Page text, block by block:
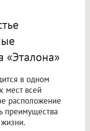
«Эталона»
в одном
мест всей
расположение
преимущества